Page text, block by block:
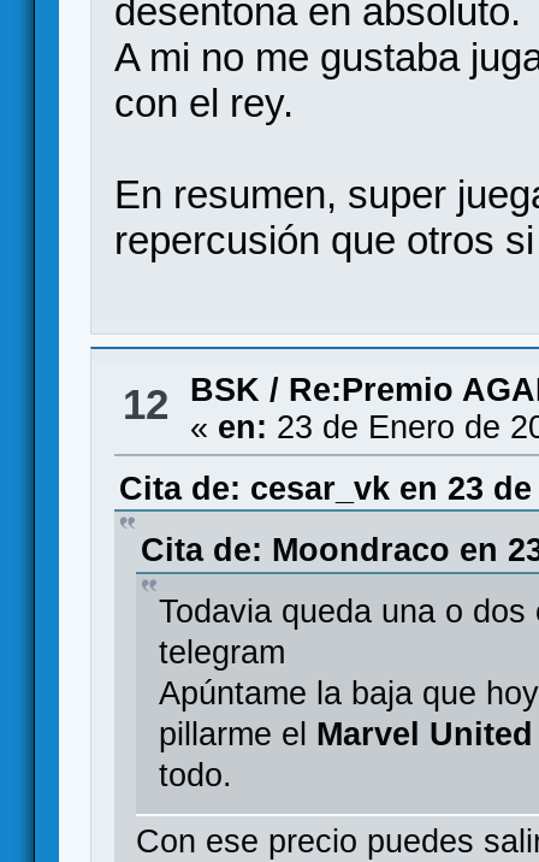
desentona en absoluto.
A mi no me gustaba
con el rey.
En resumen, super
repercusión que otros
12 BSK / Re:Premio
« en: 23 de Enero de
Cita de: cesar_vk en 23
Cita de: Moondraco en
Todavia queda una o
telegram
Apúntame la baja que
pillarme el Marvel United
todo.
Con ese precio puedes